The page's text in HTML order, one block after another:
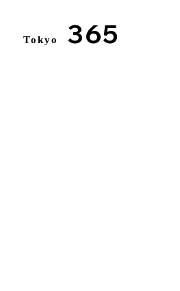
Tokyo 365